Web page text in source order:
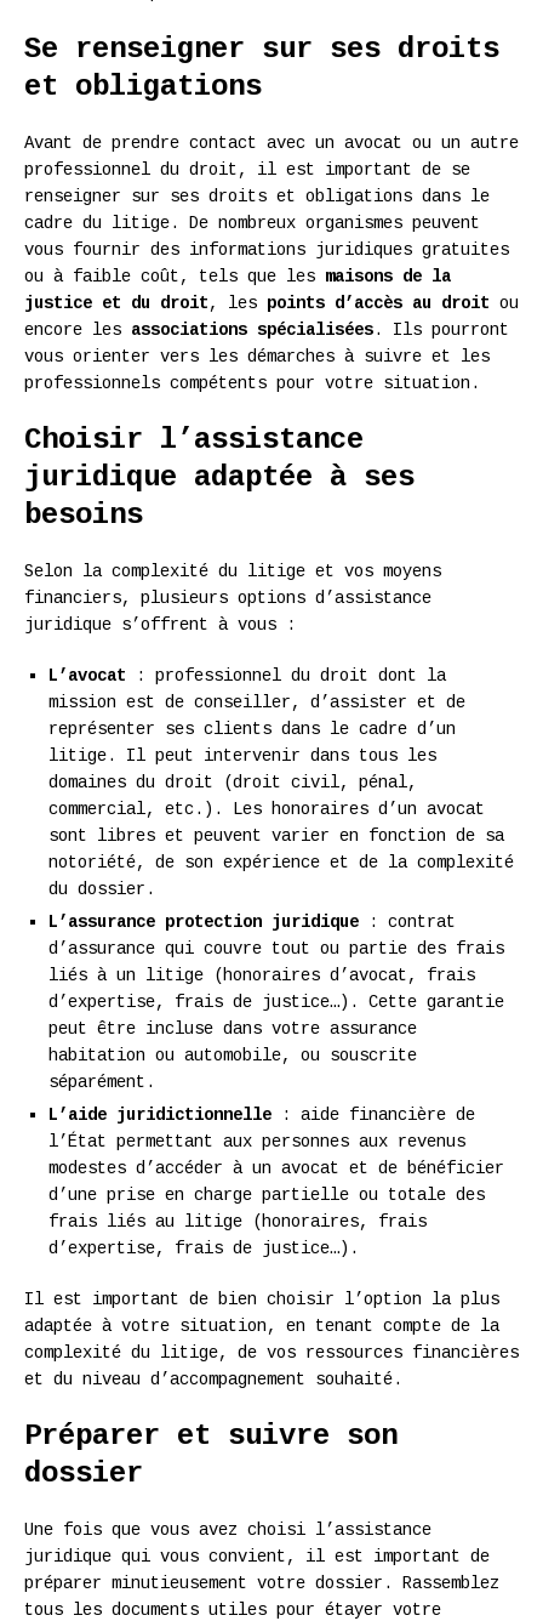
Se renseigner sur ses droits
et obligations
Avant de prendre contact avec un avocat ou un autre
professionnel du droit, il est important de se
renseigner sur ses droits et obligations dans le
cadre du litige. De nombreux organismes peuvent
vous fournir des informations juridiques gratuites
ou à faible coût, tels que les maisons de la
justice et du droit, les points d’accès au droit ou
encore les associations spécialisées. Ils pourront
vous orienter vers les démarches à suivre et les
professionnels compétents pour votre situation.
Choisir l’assistance
juridique adaptée à ses
besoins
Selon la complexité du litige et vos moyens
financiers, plusieurs options d’assistance
juridique s’offrent à vous :
L’avocat : professionnel du droit dont la
mission est de conseiller, d’assister et de
représenter ses clients dans le cadre d’un
litige. Il peut intervenir dans tous les
domaines du droit (droit civil, pénal,
commercial, etc.). Les honoraires d’un avocat
sont libres et peuvent varier en fonction de sa
notoriété, de son expérience et de la complexité
du dossier.
L’assurance protection juridique : contrat
d’assurance qui couvre tout ou partie des frais
liés à un litige (honoraires d’avocat, frais
d’expertise, frais de justice…). Cette garantie
peut être incluse dans votre assurance
habitation ou automobile, ou souscrite
séparément.
L’aide juridictionnelle : aide financière de
l’État permettant aux personnes aux revenus
modestes d’accéder à un avocat et de bénéficier
d’une prise en charge partielle ou totale des
frais liés au litige (honoraires, frais
d’expertise, frais de justice…).
Il est important de bien choisir l’option la plus
adaptée à votre situation, en tenant compte de la
complexité du litige, de vos ressources financières
et du niveau d’accompagnement souhaité.
Préparer et suivre son
dossier
Une fois que vous avez choisi l’assistance
juridique qui vous convient, il est important de
préparer minutieusement votre dossier. Rassemblez
tous les documents utiles pour étayer votre